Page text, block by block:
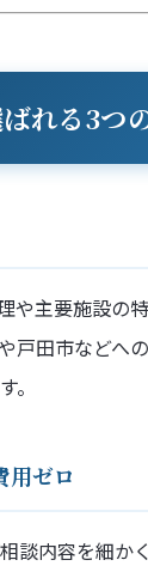
れる3つ
や主要施設の
戸田市などへ
。
用ゼロ
談内容を細